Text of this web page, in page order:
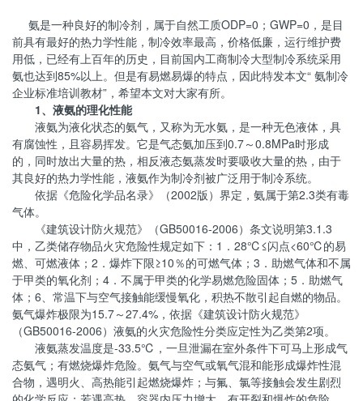
氨是一种良好的制冷剂，属于自然工质ODP=0；GWP=0，是目
前具有最好的热力学性能，制冷效率最高，价格低廉，运行维护费
用低，已经有上百年的历史，目前国内工商制冷大型制冷系统采用
氨也达到85%以上。但是有易燃易爆的特点，因此特发本文“ 氨制冷
企业标准培训教材”，希望本文对大家有所。
1、液氨的理化性能
液氨为液化状态的氨气，又称为无水氨，是一种无色液体，具
有腐蚀性，且容易挥发。它是气态氨加压到0.7～0.8MPa时形成
的，同时放出大量的热，相反液态氨蒸发时要吸收大量的热，由于
其良好的热力学性能，液氨作为制冷剂被广泛用于制冷系统。
依据《危险化学品名录》（2002版）界定，氨属于第2.3类有毒
气体。
《建筑设计防火规范》（GB50016-2006）条文说明第3.1.3
中，乙类储存物品火灾危险性规定如下：1．28℃≤闪点<60℃的易
燃、可燃液体；2．爆炸下限≥10％的可燃气体；3．助燃气体和不属
于甲类的氧化剂；4．不属于甲类的化学易燃危险固体；5．助燃气
体；6、常温下与空气接触能缓慢氧化，积热不散引起自燃的物品。
氨气爆炸极限为15.7～27.4%，依据《建筑设计防火规范》
（GB50016-2006）液氨的火灾危险性分类应定性为乙类第2项。
液氨蒸发温度是-33.5℃，一旦泄漏在室外条件下可马上形成气
态氨气；有燃烧爆炸危险。氨气与空气或氧气混和能形成爆炸性混
合物，遇明火、高热能引起燃烧爆炸；与氟、氯等接触会发生剧烈